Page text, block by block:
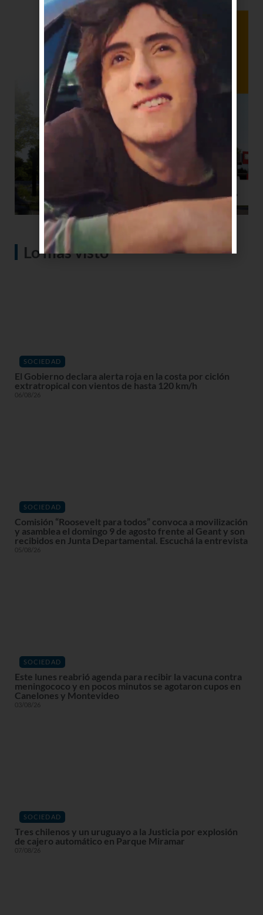
Lo más visto
SOCIEDAD
El Gobierno declara alerta roja en la costa por ciclón
extratropical con vientos de hasta 120 km/h
06/08/26
SOCIEDAD
Comisión “Roosevelt para todos” convoca a movilización
y asamblea el domingo 9 de agosto frente al Geant y son
recibidos en Junta Departamental. Escuchá la entrevista
05/08/26
SOCIEDAD
Este lunes reabrió agenda para recibir la vacuna contra
meningococo y en pocos minutos se agotaron cupos en
Canelones y Montevideo
03/08/26
SOCIEDAD
Tres chilenos y un uruguayo a la Justicia por explosión
de cajero automático en Parque Miramar
07/08/26